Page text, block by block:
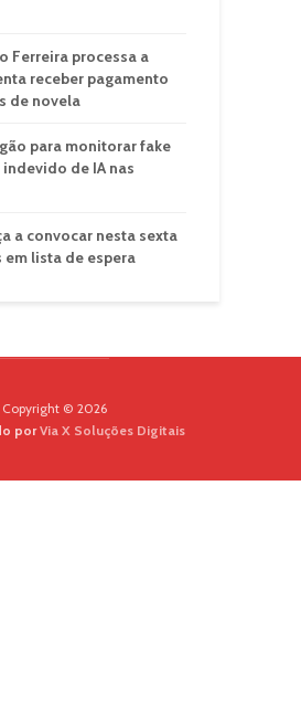
Ferreira processa a
receber pagamento
de novela
para monitorar fake
indevido de IA nas
a convocar nesta sexta
em lista de espera
Copyright © 2026
porVia X Soluções Digitais